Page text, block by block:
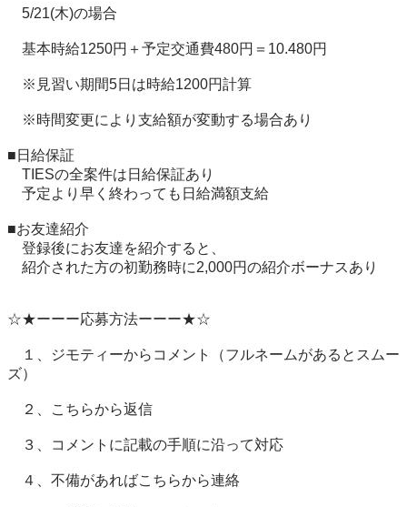
5/21(木)の場合
基本時給1250円＋予定交通費480円＝10.480円
※見習い期間5日は時給1200円計算
※時間変更により支給額が変動する場合あり
■日給保証
TIESの全案件は日給保証あり
予定より早く終わっても日給満額支給
■お友達紹介
登録後にお友達を紹介すると、
紹介された方の初勤務時に2,000円の紹介ボーナスあり
☆★ーーー応募方法ーーー★☆
１、ジモティーからコメント（フルネームがあるとスムー
ズ）
２、こちらから返信
３、コメントに記載の手順に沿って対応
４、不備があればこちらから連絡